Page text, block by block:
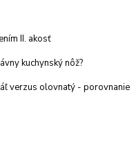
II. akosť
kuchynský nôž?
verzus olovnatý - porovnanie